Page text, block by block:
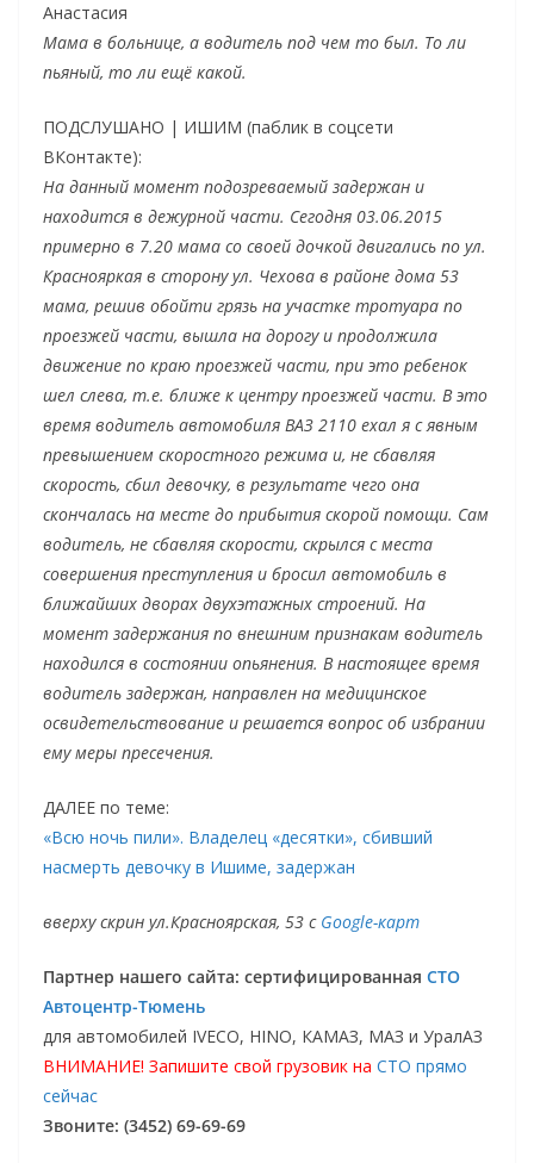
Анастасия
Мама в больнице, а водитель под чем то был. То ли
пьяный, то ли ещё какой.
ПОДСЛУШАНО | ИШИМ (паблик в соцсети
ВКонтакте):
На данный момент подозреваемый задержан и
находится в дежурной части. Сегодня 03.06.2015
примерно в 7.20 мама со своей дочкой двигались по ул.
Краснояркая в сторону ул. Чехова в районе дома 53
мама, решив обойти грязь на участке тротуара по
проезжей части, вышла на дорогу и продолжила
движение по краю проезжей части, при это ребенок
шел слева, т.е. ближе к центру проезжей части. В это
время водитель автомобиля ВАЗ 2110 ехал я с явным
превышением скоростного режима и, не сбавляя
скорость, сбил девочку, в результате чего она
скончалась на месте до прибытия скорой помощи. Сам
водитель, не сбавляя скорости, скрылся с места
совершения преступления и бросил автомобиль в
ближайших дворах двухэтажных строений. На
момент задержания по внешним признакам водитель
находился в состоянии опьянения. В настоящее время
водитель задержан, направлен на медицинское
освидетельствование и решается вопрос об избрании
ему меры пресечения.
ДАЛЕЕ по теме:
«Всю ночь пили». Владелец «десятки», сбивший
насмерть девочку в Ишиме, задержан
вверху скрин ул.Красноярская, 53 с Google-карт
Партнер нашего сайта: сертифицированная СТО
Автоцентр-Тюмень
для автомобилей IVECO, HINO, КАМАЗ, МАЗ и УралАЗ
ВНИМАНИЕ! Запишите свой грузовик на СТО прямо
сейчас
Звоните: (3452) 69-69-69